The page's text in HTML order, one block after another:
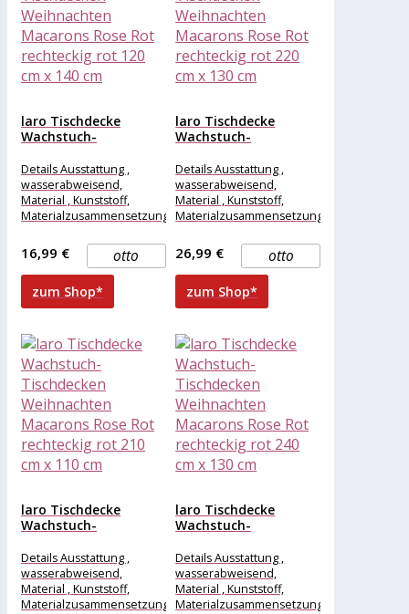
laro Tischdecke
Wachstuch-
Weihnachten
Macarons Rose Rot...
Details Ausstattung ,
wasserabweisend,
Material , Kunststoff,
Materialzusammensetzung
Gewicht Breite , 120 cm,
Länge , 140
otto
16,99 €
zum Shop*
laro Tischdecke
Wachstuch-
Weihnachten
Macarons Rose Rot...
Details Ausstattung ,
wasserabweisend,
Material , Kunststoff,
Materialzusammensetzung
Gewicht Breite , 220 cm,
Länge , 130
otto
26,99 €
zum Shop*
laro Tischdecke
Wachstuch-
Weihnachten
Macarons Rose Rot...
Details Ausstattung ,
wasserabweisend,
Material , Kunststoff,
Materialzusammensetzung
laro Tischdecke
Wachstuch-
Weihnachten
Macarons Rose Rot...
Details Ausstattung ,
wasserabweisend,
Material , Kunststoff,
Materialzusammensetzung